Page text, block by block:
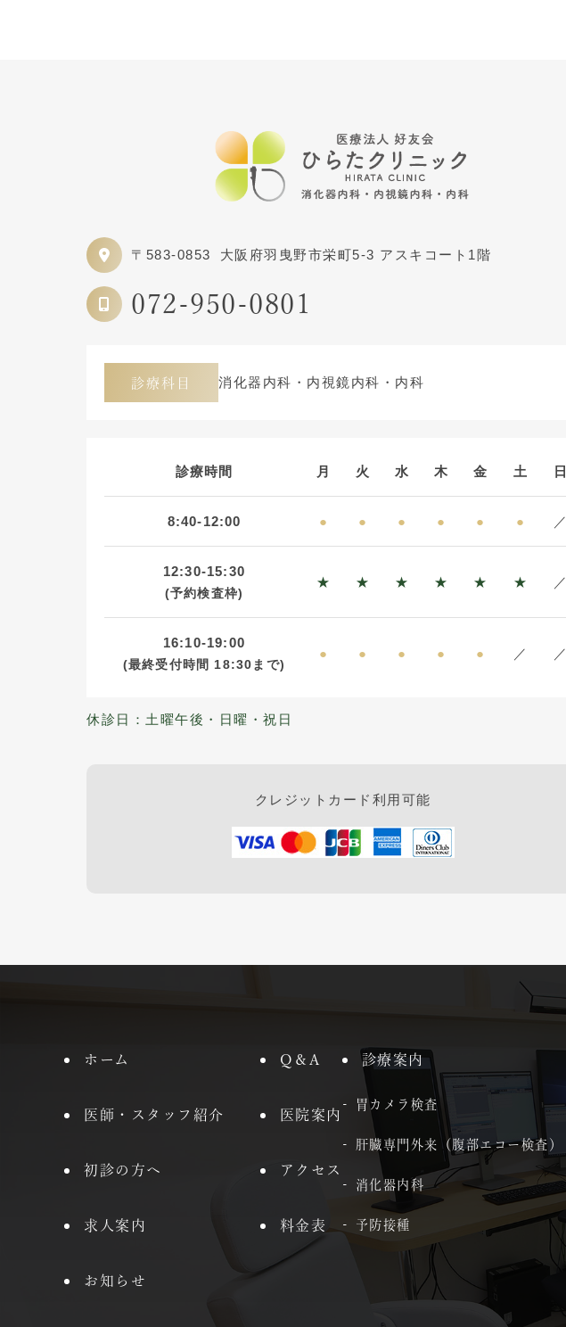
〒583-0853 大阪府羽曳野市栄町5-3 アスキコート1階
072-950-0801
診療科目 消化器内科・内視鏡内科・内科
診療時間 月 火 水 木 金 土 日
8:40-12:00 ● ● ● ● ● ● ／
12:30-15:30
(予約検査枠)
★ ★ ★ ★ ★ ★ ／
16:10-19:00
(最終受付時間 18:30まで)
● ● ● ● ● ／ ／
休診日：土曜午後・日曜・祝日
クレジットカード利用可能
ホーム Q＆A
医師・スタッフ紹介 医院案内
初診の方へ アクセス
求人案内 料金表
お知らせ
診療案内
胃カメラ検査
肝臓専門外来（腹部エコー検査）
消化器内科
予防接種